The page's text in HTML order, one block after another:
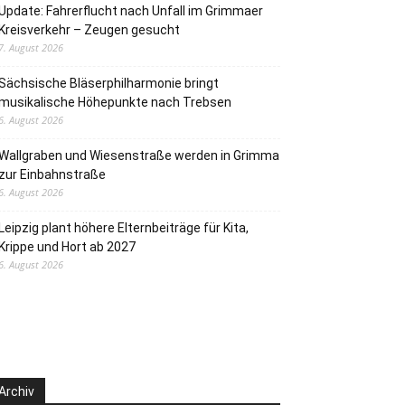
Fahrerflucht nach Unfall im Grimmaer
– Zeugen gesucht
August 2026
Bläserphilharmonie bringt
Höhepunkte nach Trebsen
August 2026
und Wiesenstraße werden in Grimma
Einbahnstraße
August 2026
plant höhere Elternbeiträge für Kita,
und Hort ab 2027
August 2026